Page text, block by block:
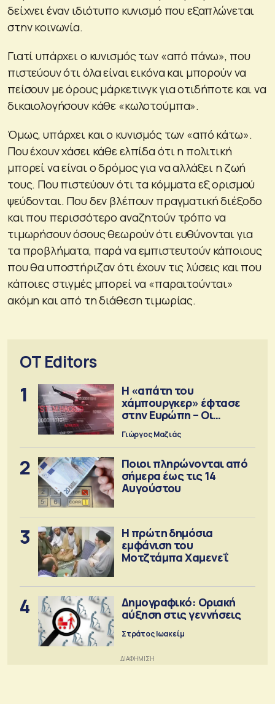
δείχνει έναν ιδιότυπο κυνισμό που εξαπλώνεται
στην κοινωνία.
Γιατί υπάρχει ο κυνισμός των «από πάνω», που
πιστεύουν ότι όλα είναι εικόνα και μπορούν να
πείσουν με όρους μάρκετινγκ για οτιδήποτε και να
δικαιολογήσουν κάθε «κωλοτούμπα».
Όμως, υπάρχει και ο κυνισμός των «από κάτω».
Που έχουν χάσει κάθε ελπίδα ότι η πολιτική
μπορεί να είναι ο δρόμος για να αλλάξει η ζωή
τους. Που πιστεύουν ότι τα κόμματα εξ ορισμού
ψεύδονται. Που δεν βλέπουν πραγματική διέξοδο
και που περισσότερο αναζητούν τρόπο να
τιμωρήσουν όσους θεωρούν ότι ευθύνονται για
τα προβλήματα, παρά να εμπιστευτούν κάποιους
που θα υποστήριζαν ότι έχουν τις λύσεις και που
κάποιες στιγμές μπορεί να «παραιτούνται»
ακόμη και από τη διάθεση τιμωρίας.
OT Editors
1
Η «απάτη του
χάμπουργκερ» έφτασε
στην Ευρώπη – Οι
προειδοποιήσεις
Γιώργος Μαζιάς
2
Ποιοι πληρώνονται από
σήμερα έως τις 14
Αυγούστου
3
Η πρώτη δημόσια
εμφάνιση του
Μοτζτάμπα Χαμενεΐ
4
Δημογραφικό: Οριακή
αύξηση στις γεννήσεις
Στράτος Ιωακείμ